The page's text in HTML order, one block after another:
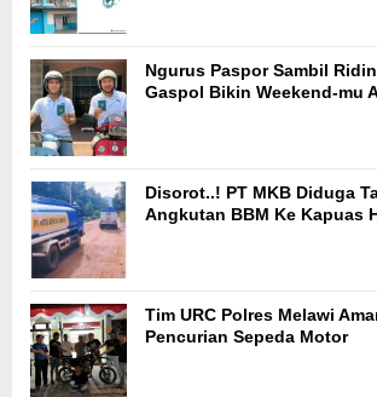
Ngurus Paspor Sambil
Gaspol Bikin Weekend-mu
Disorot..! PT MKB Diduga
Angkutan BBM Ke Kapuas
Tim URC Polres Melawi
Pencurian Sepeda Motor